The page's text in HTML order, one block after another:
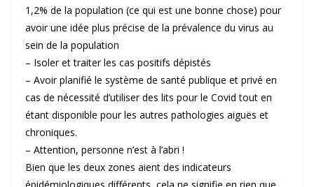
1,2% de la population (ce qui est une bonne chose) pour
avoir une idée plus précise de la prévalence du virus au
sein de la population
– Isoler et traiter les cas positifs dépistés
– Avoir planifié le système de santé publique et privé en
cas de nécessité d’utiliser des lits pour le Covid tout en
étant disponible pour les autres pathologies aiguës et
chroniques.
– Attention, personne n’est à l’abri !
Bien que les deux zones aient des indicateurs